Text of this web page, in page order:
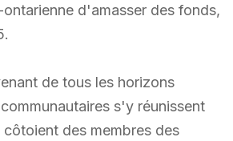
d'amasser des fonds,
de tous les horizons
s'y réunissent
côtoient des membres des